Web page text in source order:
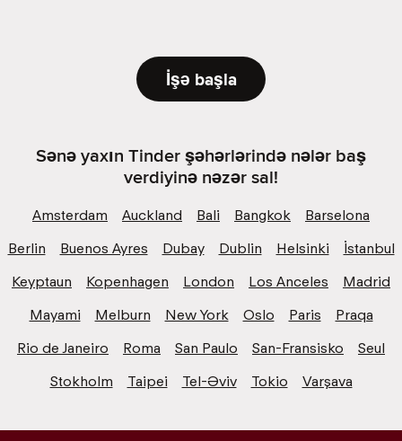
İşə başla
Sənə yaxın Tinder şəhərlərində nələr baş
verdiyinə nəzər sal!
Amsterdam Auckland Bali Bangkok
Barselona
Berlin
Buenos Ayres Dubay Dublin Helsinki
İstanbul
Keyptaun
Kopenhagen London Los Anceles
Madrid
Mayami
Melburn New York Oslo Paris
Praqa
Rio de Janeiro
Roma San Paulo San-Fransisko
Seul
Stokholm
Taipei Tel-Əviv Tokio Varşava